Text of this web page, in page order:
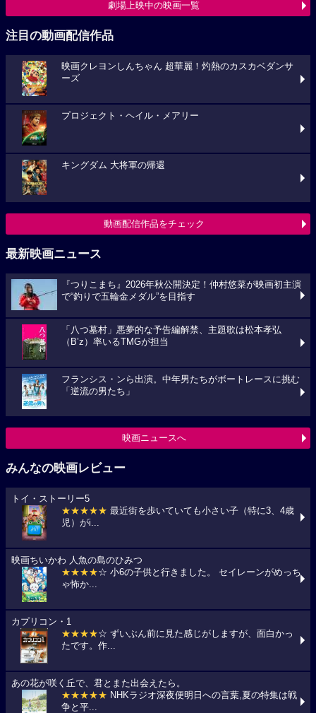
劇場上映中の映画一覧
注目の動画配信作品
映画クレヨンしんちゃん 超華麗！灼熱のカスカベダンサ
ーズ
プロジェクト・ヘイル・メアリー
キングダム 大将軍の帰還
動画配信作品をチェック
最新映画ニュース
『つりこまち』2026年秋公開決定！仲村悠菜が映画初主演
で“釣りで五輪金メダル”を目指す
「八つ墓村」悪夢的な予告編解禁、主題歌は松本孝弘
（B’z）率いるTMGが担当
フランシス・ンら出演。中年男たちがボートレースに挑む
「逆流の男たち」
映画ニュースへ
みんなの映画レビュー
トイ・ストーリー5
★★★★★ 最近街を歩いていても小さい子（特に3、4歳
児）がi...
映画ちいかわ 人魚の島のひみつ
★★★★☆ 小6の子供と行きました。 セイレーンがめっち
ゃ怖か...
カプリコン・1
★★★★☆ ずいぶん前に見た感じがしますが、面白かっ
たです。作...
あの花が咲く丘で、君とまた出会えたら。
★★★★★ NHKラジオ深夜便明日への言葉,夏の特集は戦
争と平...